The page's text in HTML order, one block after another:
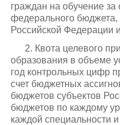
граждан на обучение
федерального бюджета,
Российской Федерации
2. Квота целевого
образования в объеме
год контрольных цифр
счет бюджетных
бюджетов субъектов
бюджетов по каждому
каждой специальности